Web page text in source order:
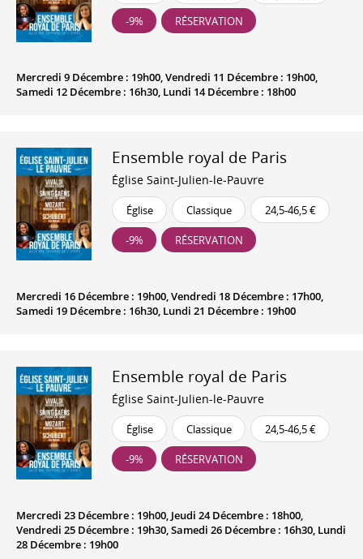
-9% RÉSERVATION
Mercredi 9 Décembre : 19h00, Vendredi 11 Décembre : 19h00,
Samedi 12 Décembre : 16h30, Lundi 14 Décembre : 18h00
Ensemble royal de Paris
Église Saint-Julien-le-Pauvre
Église Classique 24,5-46,5 €
-9% RÉSERVATION
Mercredi 16 Décembre : 19h00, Vendredi 18 Décembre : 17h00,
Samedi 19 Décembre : 16h30, Lundi 21 Décembre : 19h00
Ensemble royal de Paris
Église Saint-Julien-le-Pauvre
Église Classique 24,5-46,5 €
-9% RÉSERVATION
Mercredi 23 Décembre : 19h00, Jeudi 24 Décembre : 18h00,
Vendredi 25 Décembre : 19h30, Samedi 26 Décembre : 16h30, Lundi
28 Décembre : 19h00